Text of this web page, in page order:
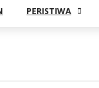
PERISTIWA